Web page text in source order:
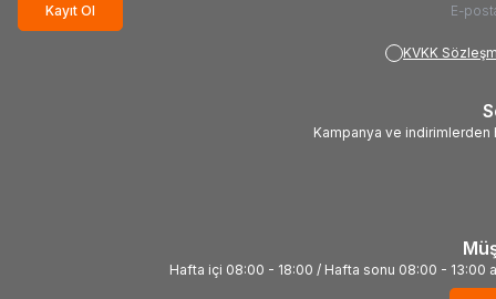
Kayıt Ol
KVKK
Kampanya ve
Hafta içi 08:00 - 18:00 / Hafta sonu 08:00 - 13:00